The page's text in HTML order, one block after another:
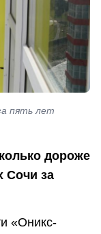
пять лет
дороже
Сочи за
«Оникс-